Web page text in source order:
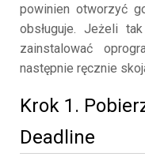
powinien otworzyć
obsługuje. Jeżeli
zainstalować
następnie ręcznie
Krok 1.
Deadline